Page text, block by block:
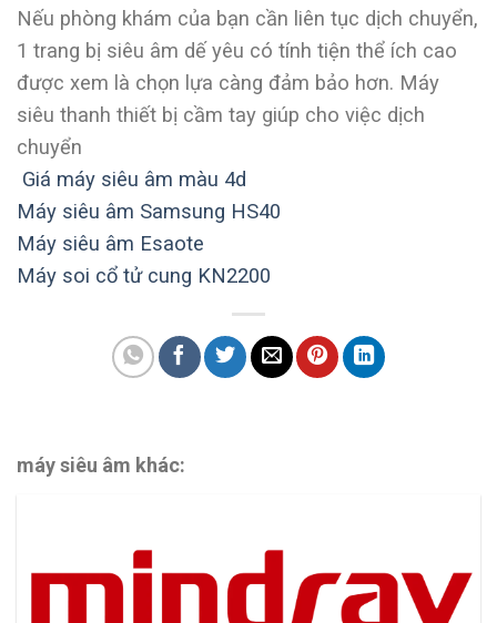
Nếu phòng khám của bạn cần liên tục dịch chuyển,
1 trang bị siêu âm dế yêu có tính tiện thể ích cao
được xem là chọn lựa càng đảm bảo hơn. Máy
siêu thanh thiết bị cầm tay giúp cho việc dịch
chuyển
Giá máy siêu âm màu 4d
Máy siêu âm Samsung HS40
Máy siêu âm Esaote
Máy soi cổ tử cung KN2200
máy siêu âm khác: